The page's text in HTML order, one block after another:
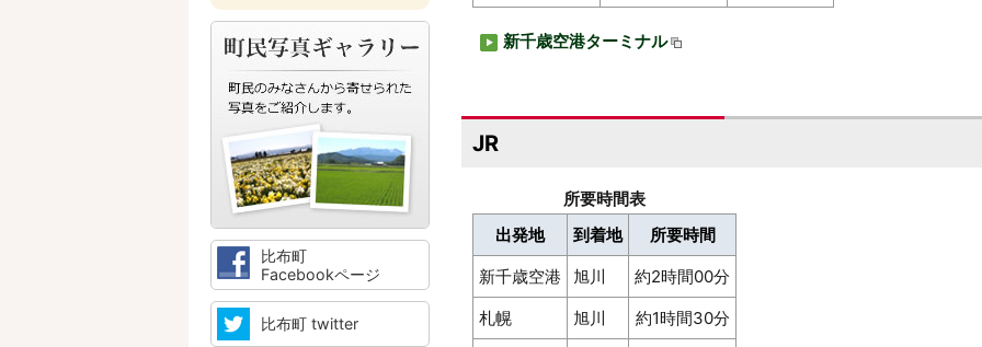
新千歳空港ターミナル
JR
所要時間表
出発地
到着地
所要時間
新千歳空港
旭川
約2時間00分
札幌
旭川
約1時間30分
比布町
Facebookページ
比布町 twitter